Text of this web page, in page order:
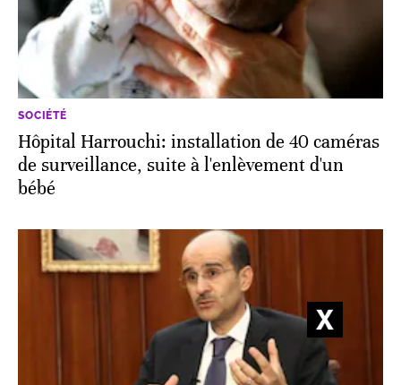
SOCIÉTÉ
Hôpital Harrouchi: installation de 40 caméras
de surveillance, suite à l'enlèvement d'un
bébé